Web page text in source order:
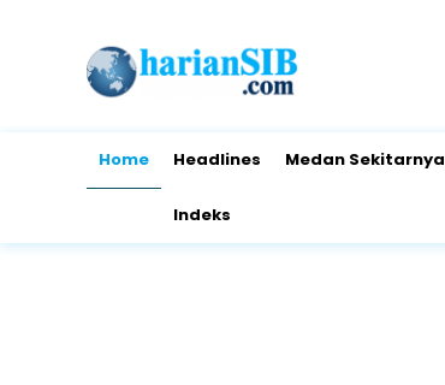
Home Headlines Medan Sekitarnya
Indeks